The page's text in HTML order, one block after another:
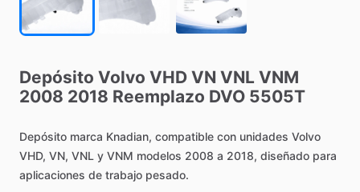
Depósito Volvo VHD VN VNL VNM
2008 2018 Reemplazo DVO 5505T
Depósito marca Knadian, compatible con unidades Volvo
VHD, VN, VNL y VNM modelos 2008 a 2018, diseñado para
aplicaciones de trabajo pesado.